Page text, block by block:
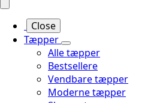
Close
Tæpper
Alle tæpper
Bestsellere
Vendbare tæpper
Moderne tæpper